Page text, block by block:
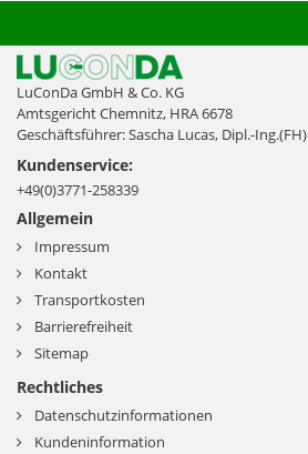
LuConDa GmbH & Co. KG
Amtsgericht Chemnitz, HRA 6678
Geschäftsführer: Sascha Lucas, Dipl.-Ing.(FH)
Kundenservice:
+49(0)3771-258339
Allgemein
Impressum
Kontakt
Transportkosten
Barrierefreiheit
Sitemap
Rechtliches
Datenschutzinformationen
Kundeninformation